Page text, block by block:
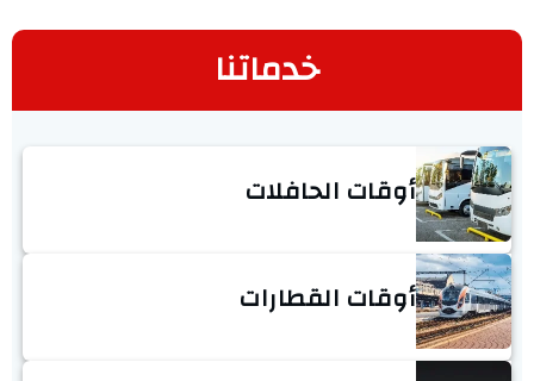
خدماتنا
أوقات الحافلات
أوقات القطارات